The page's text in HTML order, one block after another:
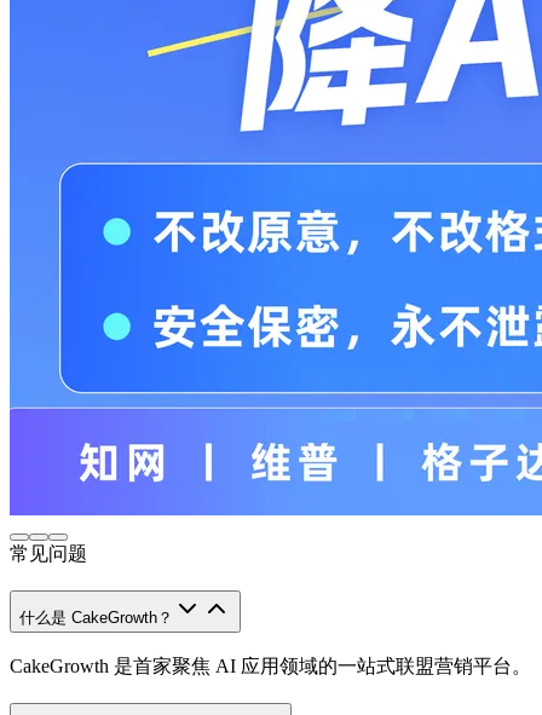
常见问题
什么是 CakeGrowth？
CakeGrowth 是首家聚焦 AI 应用领域的一站式联盟营销平台。